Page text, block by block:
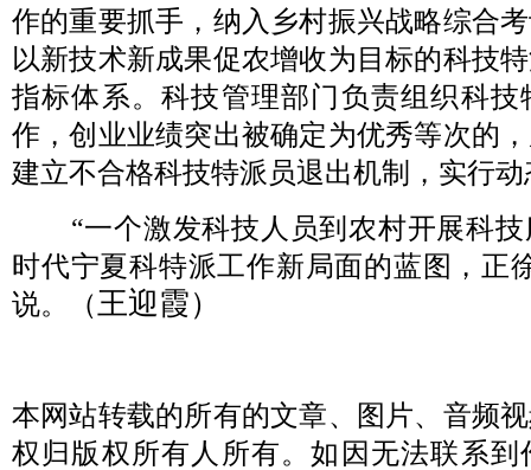
作的重要抓手，纳入乡村振兴战略综合
以新技术新成果促农增收为目标的科技
指标体系。科技管理部门负责组织科技
作，创业业绩突出被确定为优秀等次的
建立不合格科技特派员退出机制，实行
“一个激发科技人员到农村开展科技
时代宁夏科特派工作新局面的蓝图，正
说。（王迎霞）
本网站转载的所有的文章、图片、音频
权归版权所有人所有。如因无法联系到